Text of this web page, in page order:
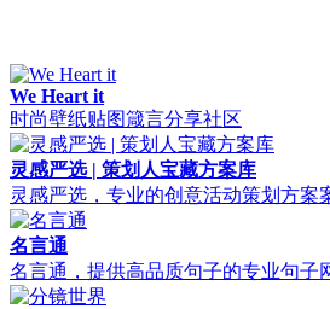
We Heart it
时尚壁纸贴图箴言分享社区
灵感严选 | 策划人宝藏方案库
灵感严选，专业的创意活动策划方案
名言通
名言通，提供高品质句子的专业句子